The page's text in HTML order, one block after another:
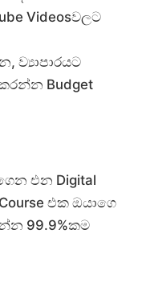
Videosවලට
ව්‍යාපාරයට
Budget
එන Digital
එක ඔයාගෙ
99.9%කම